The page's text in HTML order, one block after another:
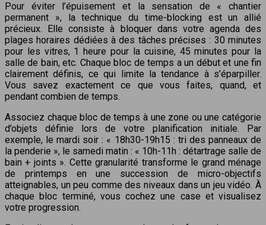
Pour éviter l’épuisement et la sensation de « chantier
permanent », la technique du time-blocking est un allié
précieux. Elle consiste à bloquer dans votre agenda des
plages horaires dédiées à des tâches précises : 30 minutes
pour les vitres, 1 heure pour la cuisine, 45 minutes pour la
salle de bain, etc. Chaque bloc de temps a un début et une fin
clairement définis, ce qui limite la tendance à s’éparpiller.
Vous savez exactement ce que vous faites, quand, et
pendant combien de temps.
Associez chaque bloc de temps à une zone ou une catégorie
d’objets définie lors de votre planification initiale. Par
exemple, le mardi soir : « 18h30-19h15 : tri des panneaux de
la penderie », le samedi matin : « 10h-11h : détartrage salle de
bain + joints ». Cette granularité transforme le grand ménage
de printemps en une succession de micro-objectifs
atteignables, un peu comme des niveaux dans un jeu vidéo. À
chaque bloc terminé, vous cochez une case et visualisez
votre progression.